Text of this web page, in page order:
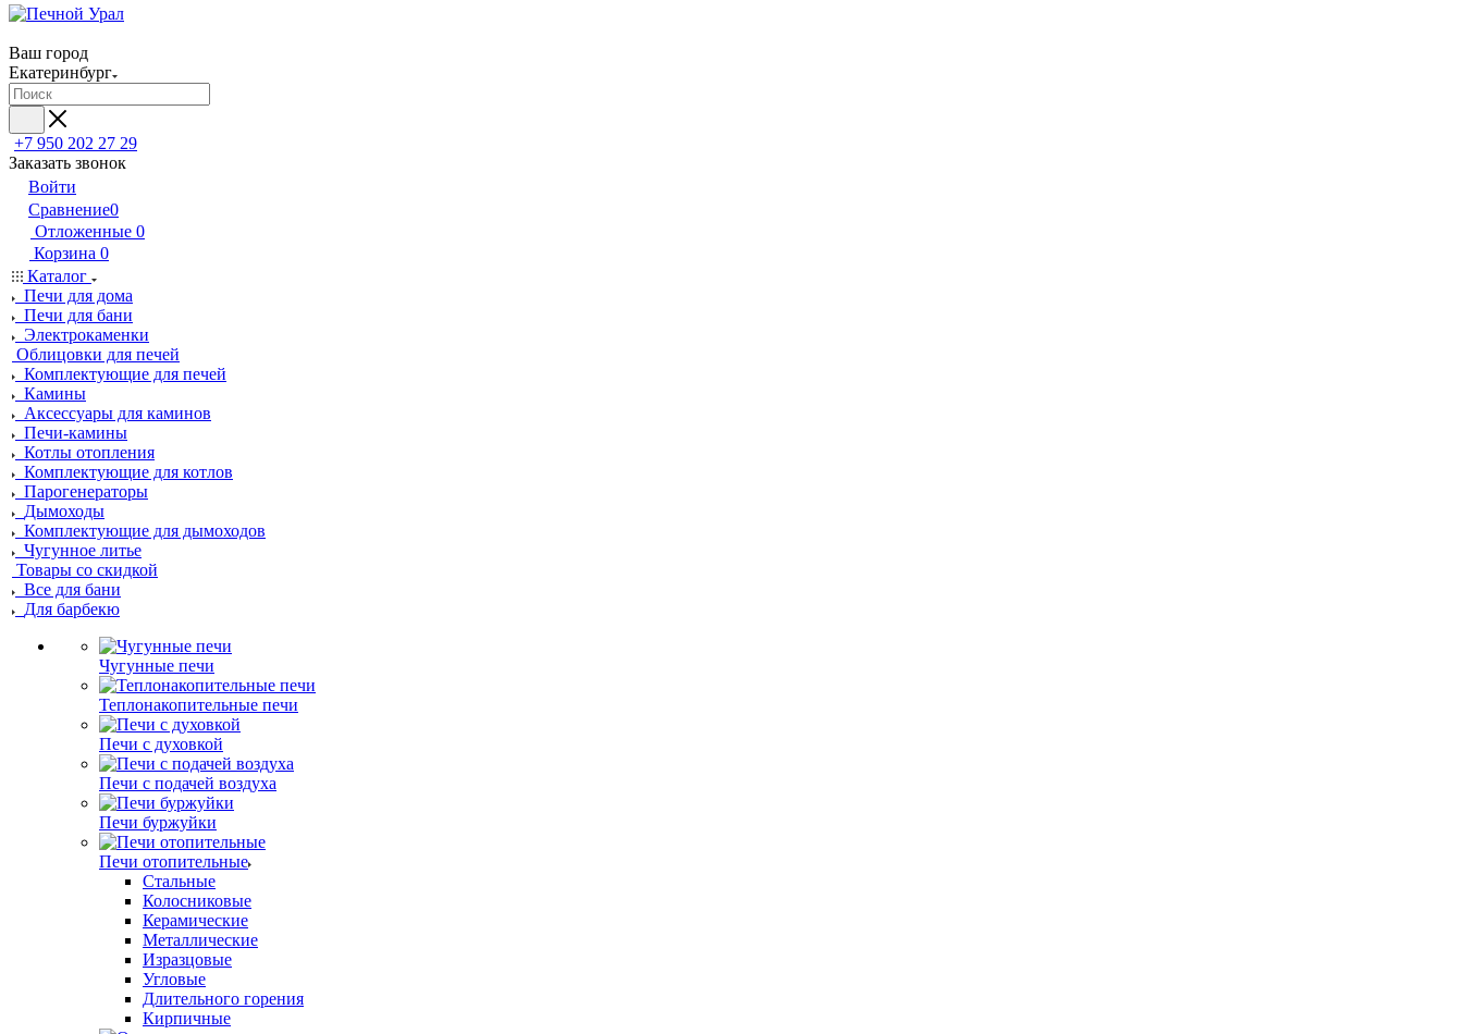
Ваш город
Екатеринбург
+7 950 202 27 29
Заказать звонок
Войти
Сравнение0
Отложенные 0
Корзина 0
Каталог
Печи для дома
Печи для бани
Электрокаменки
Облицовки для печей
Комплектующие для печей
Камины
Аксессуары для каминов
Печи-камины
Котлы отопления
Комплектующие для котлов
Парогенераторы
Дымоходы
Комплектующие для дымоходов
Чугунное литье
Товары со скидкой
Все для бани
Для барбекю
Чугунные печи
Теплонакопительные печи
Печи с духовкой
Печи с подачей воздуха
Печи буржуйки
Печи отопительные
Стальные
Колосниковые
Керамические
Металлические
Изразцовые
Угловые
Длительного горения
Кирпичные